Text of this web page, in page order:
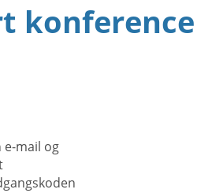
e-mail og